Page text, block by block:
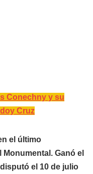
Conechny y su
Cruz
el último
Ganó el
el 10 de julio